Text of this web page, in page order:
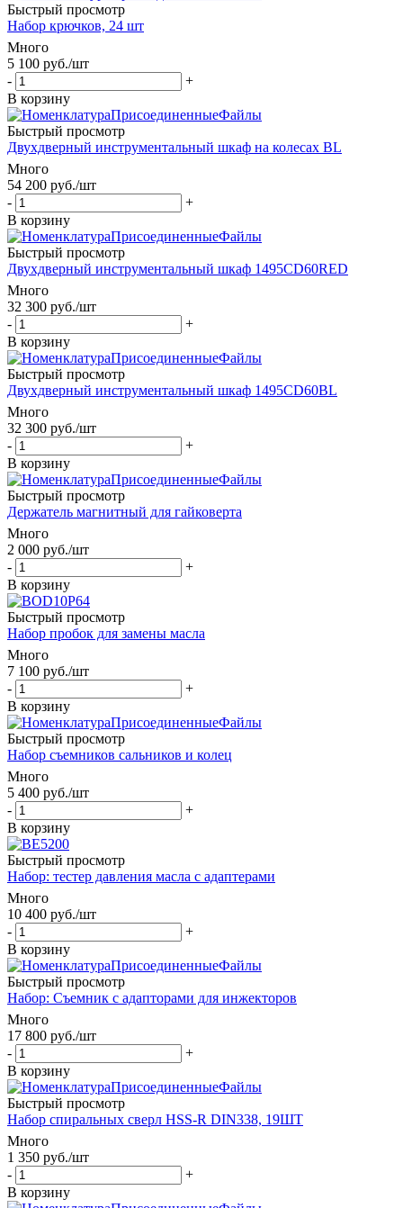
Быстрый просмотр
Набор крючков, 24 шт
Много
5 100 руб./шт
-
+
В корзину
Быстрый просмотр
Двухдверный инструментальный шкаф на колесах BL
Много
54 200 руб./шт
-
+
В корзину
Быстрый просмотр
Двухдверный инструментальный шкаф 1495CD60RED
Много
32 300 руб./шт
-
+
В корзину
Быстрый просмотр
Двухдверный инструментальный шкаф 1495CD60BL
Много
32 300 руб./шт
-
+
В корзину
Быстрый просмотр
Держатель магнитный для гайковерта
Много
2 000 руб./шт
-
+
В корзину
Быстрый просмотр
Набор пробок для замены масла
Много
7 100 руб./шт
-
+
В корзину
Быстрый просмотр
Набор съемников сальников и колец
Много
5 400 руб./шт
-
+
В корзину
Быстрый просмотр
Набор: тестер давления масла с адаптерами
Много
10 400 руб./шт
-
+
В корзину
Быстрый просмотр
Набор: Съемник с адапторами для инжекторов
Много
17 800 руб./шт
-
+
В корзину
Быстрый просмотр
Набор спиральных сверл HSS-R DIN338, 19ШТ
Много
1 350 руб./шт
-
+
В корзину